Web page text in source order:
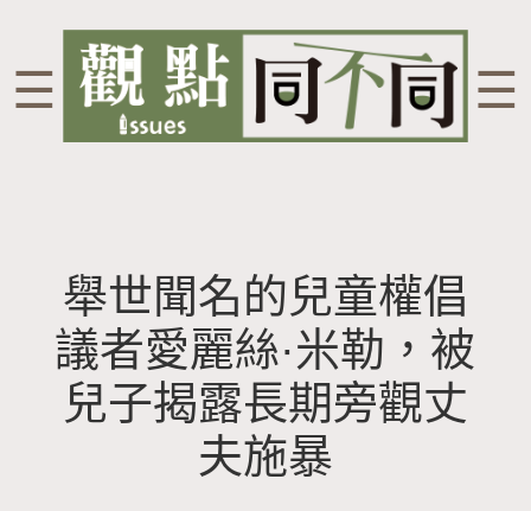
☰ ☰
舉世聞名的兒童權倡
議者愛麗絲·米勒，被
兒子揭露長期旁觀丈
夫施暴